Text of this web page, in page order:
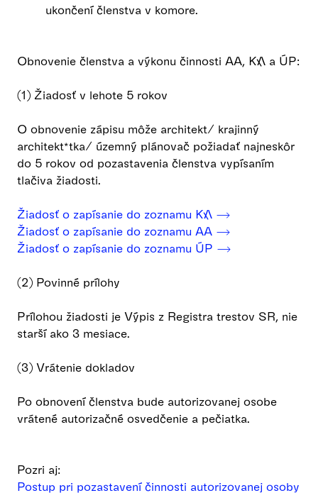
ukončení členstva v komore.
Obnovenie členstva a výkonu činnosti AA, KA a ÚP:
(1) Žiadosť v lehote 5 rokov
O obnovenie zápisu môže architekt/ krajinný
architekt*tka/ územný plánovač požiadať najneskôr
do 5 rokov od pozastavenia členstva vypísaním
tlačiva žiadosti.
Žiadosť o zapísanie do zoznamu KA ⟶
Žiadosť o zapísanie do zoznamu AA ⟶
Žiadosť o zapísanie do zoznamu ÚP ⟶
(2) Povinné prílohy
Prílohou žiadosti je Výpis z Registra trestov SR, nie
starší ako 3 mesiace.
(3) Vrátenie dokladov
Po obnovení členstva bude autorizovanej osobe
vrátené autorizačné osvedčenie a pečiatka.
Pozri aj:
Postup pri pozastavení činnosti autorizovanej osoby